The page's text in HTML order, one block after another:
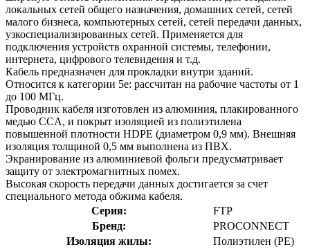
локальных сетей общего назначения, домашних сетей, сетей
малого бизнеса, компьютерных сетей, сетей передачи данных,
узкоспециализированных сетей. Применяется для
подключения устройств охранной системы, телефонии,
интернета, цифрового телевидения и т.д.
Кабель предназначен для прокладки внутри зданий.
Относится к категории 5е: рассчитан на рабочие частоты от 1
до 100 МГц.
Проводник кабеля изготовлен из алюминия, плакированного
медью CCA, и покрыт изоляцией из полиэтилена
повышенной плотности HDPE (диаметром 0,9 мм). Внешняя
изоляция толщиной 0,5 мм выполнена из ПВХ.
Экранирование из алюминиевой фольги предусматривает
защиту от электромагнитных помех.
Высокая скорость передачи данных достигается за счет
специального метода обжима кабеля.
Серия:
FTP
Бренд:
PROCONNECT
Изоляция жилы:
Полиэтилен (PE)